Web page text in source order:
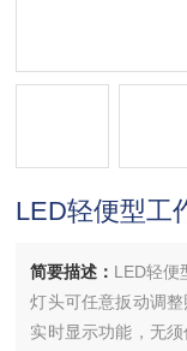
LED轻便型工
简要描述： LED轻便
灯头可任意扳动调
实时显示功能，无